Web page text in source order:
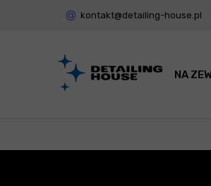
kontakt@detailing-house.pl
NA